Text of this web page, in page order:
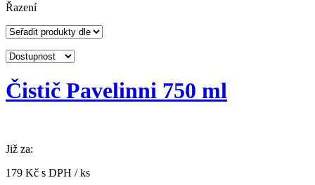
Řazení
Čistič Pavelinni 750 ml
Již za:
179 Kč s DPH / ks